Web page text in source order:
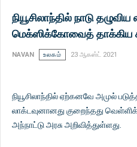
நியூசிலாந்தில் நாடு தழுவிய
மெக்ஸிக்கோவைத் தாக்கிய
NAVAN உலகம் 23 ஆகஸ்ட் 2021
நியூசிலாந்தில் ஏற்கனவே அமுல்
லாக்டவுனானது குறைந்தது
அந்நாட்டு அரசு அறிவித்துள்ளது.